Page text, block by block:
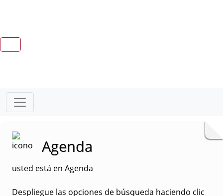
Agenda
usted está en Agenda
Despliegue las opciones de búsqueda haciendo clic